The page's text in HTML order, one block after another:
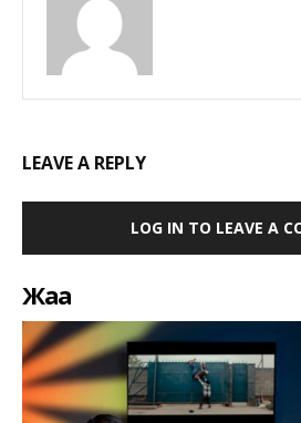
LEAVE A REPLY
LOG IN TO LEAVE A
Жаңа